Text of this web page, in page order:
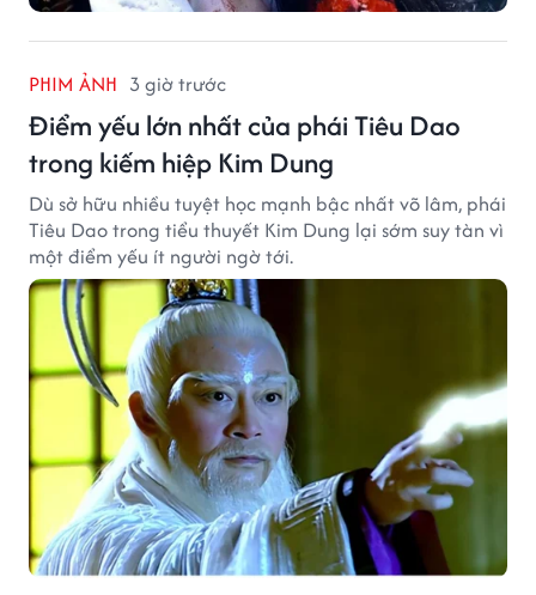
PHIM ẢNH 3 giờ trước
Điểm yếu lớn nhất của phái Tiêu Dao
trong kiếm hiệp Kim Dung
Dù sở hữu nhiều tuyệt học mạnh bậc nhất võ lâm, phái
Tiêu Dao trong tiểu thuyết Kim Dung lại sớm suy tàn vì
một điểm yếu ít người ngờ tới.